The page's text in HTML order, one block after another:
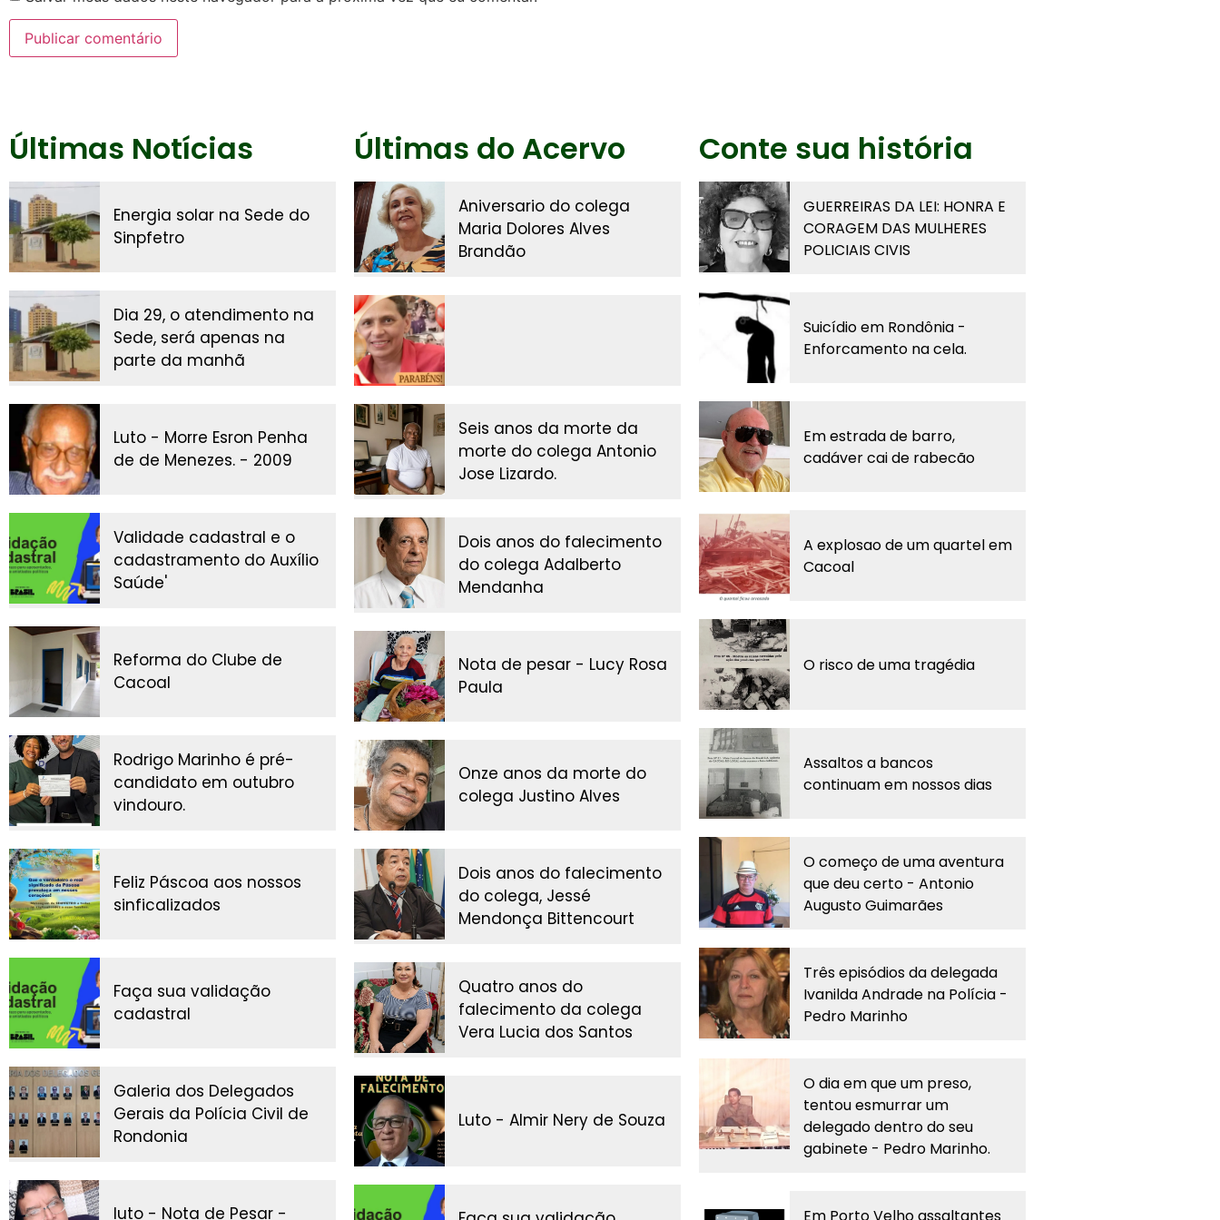
Últimas Notícias
Energia solar na Sede do
Sinpfetro
Dia 29, o atendimento na
Sede, será apenas na
parte da manhã
Luto - Morre Esron Penha
de de Menezes. - 2009
Validade cadastral e o
cadastramento do Auxílio
Saúde'
Reforma do Clube de
Cacoal
Rodrigo Marinho é pré-
candidato em outubro
vindouro.
Feliz Páscoa aos nossos
sinficalizados
Faça sua validação
cadastral
Galeria dos Delegados
Gerais da Polícia Civil de
Rondonia
luto - Nota de Pesar -
Últimas do Acervo
Aniversario do colega
Maria Dolores Alves
Brandão
Seis anos da morte da
morte do colega Antonio
Jose Lizardo.
Dois anos do falecimento
do colega Adalberto
Mendanha
Nota de pesar - Lucy Rosa
Paula
Onze anos da morte do
colega Justino Alves
Dois anos do falecimento
do colega, Jessé
Mendonça Bittencourt
Quatro anos do
falecimento da colega
Vera Lucia dos Santos
Luto - Almir Nery de Souza
Conte sua história
GUERREIRAS DA LEI: HONRA E
CORAGEM DAS MULHERES
POLICIAIS CIVIS
Suicídio em Rondônia -
Enforcamento na cela.
Em estrada de barro,
cadáver cai de rabecão
A explosao de um quartel em
Cacoal
O risco de uma tragédia
Assaltos a bancos
continuam em nossos dias
O começo de uma aventura
que deu certo - Antonio
Augusto Guimarães
Três episódios da delegada
Ivanilda Andrade na Polícia -
Pedro Marinho
O dia em que um preso,
tentou esmurrar um
delegado dentro do seu
gabinete - Pedro Marinho.
Em Porto Velho assaltantes